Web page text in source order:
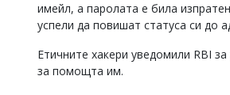
статиите
читателите
имейл, а паролата е била
успели да повишат статуса си до
Етичните хакери уведомили RBI
за помощта им.